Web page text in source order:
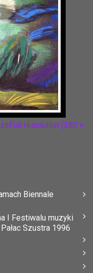
Full resolution (380 ×
Biennale
I Festiwalu muzyki
Szustra 1996